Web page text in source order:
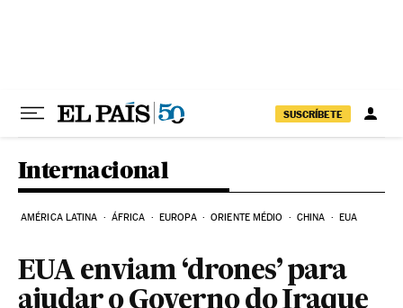
SUSCRÍBETE
Internacional
AMÉRICA LATINA ÁFRICA EUROPA ORIENTE MÉDIO CHINA EUA
EUA enviam ‘drones’ para
ajudar o Governo do Iraque